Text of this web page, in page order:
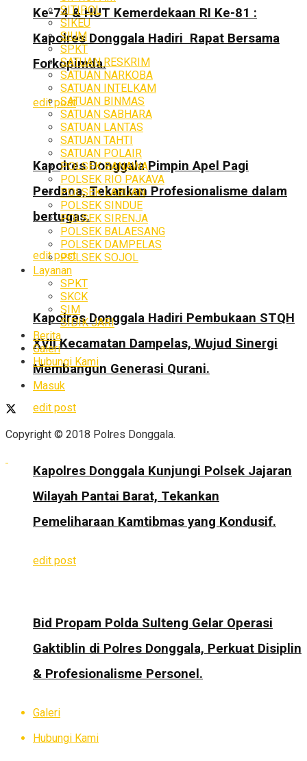
Ke-74 & HUT Kemerdekaan RI Ke-81 :
Kapolres Donggala Hadiri Rapat Bersama
Forkopimda.
edit post
Kapolres Donggala Pimpin Apel Pagi
Perdana, Tekankan Profesionalisme dalam
bertugas.
edit post
Kapolres Donggala Hadiri Pembukaan STQH
XVII Kecamatan Dampelas, Wujud Sinergi
Membangun Generasi Qurani.
edit post
Kapolres Donggala Kunjungi Polsek Jajaran
Wilayah Pantai Barat, Tekankan
Pemeliharaan Kamtibmas yang Kondusif.
edit post
Bid Propam Polda Sulteng Gelar Operasi
Gaktiblin di Polres Donggala, Perkuat Disiplin
& Profesionalisme Personel.
Galeri
Hubungi Kami
SITIPOL
SIKEU
SIUM
SPKT
SATUAN RESKRIM
SATUAN NARKOBA
SATUAN INTELKAM
SATUAN BINMAS
SATUAN SABHARA
SATUAN LANTAS
SATUAN TAHTI
SATUAN POLAIR
POLSEK BANAWA
POLSEK RIO PAKAVA
POLSEK LABUAN
POLSEK SINDUE
POLSEK SIRENJA
POLSEK BALAESANG
POLSEK DAMPELAS
POLSEK SOJOL
Layanan
SPKT
SKCK
SIM
SIDIK JARI
Berita
Galeri
Hubungi Kami
Masuk
Copyright © 2018 Polres Donggala.